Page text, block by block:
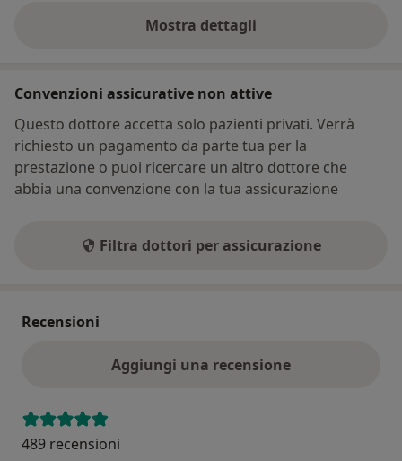
Mostra dettagli
sull'indirizzo
Convenzioni assicurative non attive
Questo dottore accetta solo pazienti privati. Verrà
richiesto un pagamento da parte tua per la
prestazione o puoi ricercare un altro dottore che
abbia una convenzione con la tua assicurazione
Filtra dottori per assicurazione
Recensioni
Aggiungi una recensione
489 recensioni